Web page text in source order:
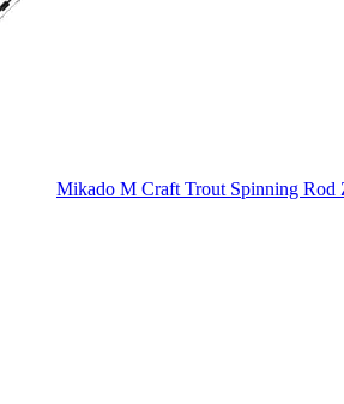
Mikado M Craft Trout Spinning Rod